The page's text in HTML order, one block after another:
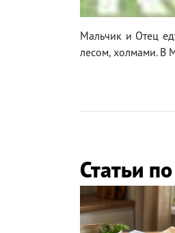
Мальчик и Отец
лесом, холмами. В
Статьи